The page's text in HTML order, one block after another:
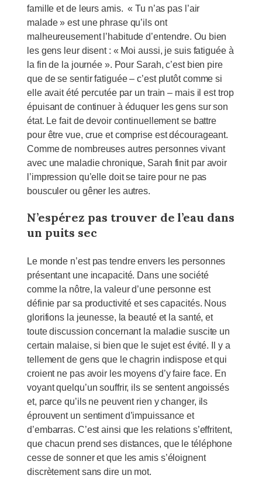
famille et de leurs amis. « Tu n’as pas l’air
malade » est une phrase qu’ils ont
malheureusement l’habitude d’entendre. Ou bien
les gens leur disent : « Moi aussi, je suis fatiguée à
la fin de la journée ». Pour Sarah, c’est bien pire
que de se sentir fatiguée – c’est plutôt comme si
elle avait été percutée par un train – mais il est trop
épuisant de continuer à éduquer les gens sur son
état. Le fait de devoir continuellement se battre
pour être vue, crue et comprise est décourageant.
Comme de nombreuses autres personnes vivant
avec une maladie chronique, Sarah finit par avoir
l’impression qu’elle doit se taire pour ne pas
bousculer ou gêner les autres.
N’espérez pas trouver de l’eau dans
un puits sec
Le monde n’est pas tendre envers les personnes
présentant une incapacité. Dans une société
comme la nôtre, la valeur d’une personne est
définie par sa productivité et ses capacités. Nous
glorifions la jeunesse, la beauté et la santé, et
toute discussion concernant la maladie suscite un
certain malaise, si bien que le sujet est évité. Il y a
tellement de gens que le chagrin indispose et qui
croient ne pas avoir les moyens d’y faire face. En
voyant quelqu’un souffrir, ils se sentent angoissés
et, parce qu’ils ne peuvent rien y changer, ils
éprouvent un sentiment d’impuissance et
d’embarras. C’est ainsi que les relations s’effritent,
que chacun prend ses distances, que le téléphone
cesse de sonner et que les amis s’éloignent
discrètement sans dire un mot.